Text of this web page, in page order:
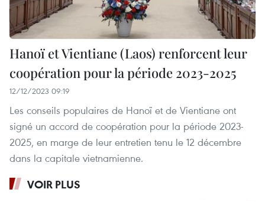
Hanoï et Vientiane (Laos) renforcent leur
coopération pour la période 2023-2025
12/12/2023 09:19
Les conseils populaires de Hanoï et de Vientiane ont
signé un accord de coopération pour la période 2023-
2025, en marge de leur entretien tenu le 12 décembre
dans la capitale vietnamienne.
VOIR PLUS